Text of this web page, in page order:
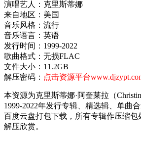
演唱艺人：克里斯蒂娜
来自地区：美国
音乐风格：流行
音乐语言：英语
发行时间：1999-2022
歌曲格式：无损FLAC
文件大小：11.2GB
解压密码： 点击资源平台
本资源为克里斯蒂娜·阿奎莱拉（
1999-2022年发行专辑、精选辑、单曲
百度云盘打包下载，所有专辑作压缩
解压欣赏。